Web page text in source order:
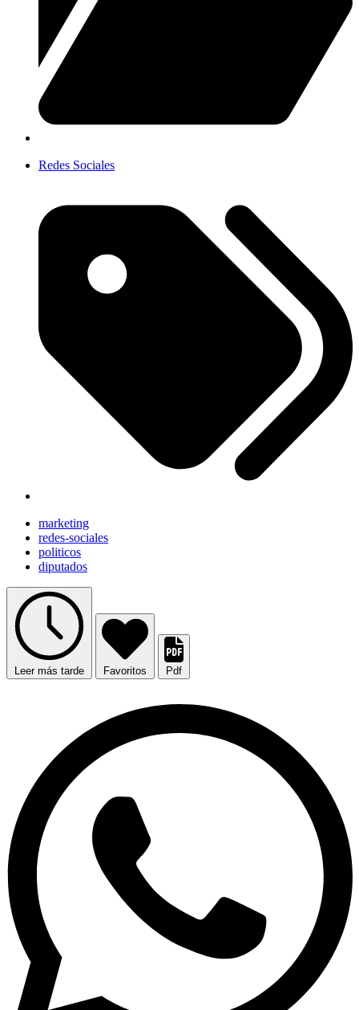
Redes Sociales
marketing
redes-sociales
politicos
diputados
Leer más tarde Favoritos Pdf